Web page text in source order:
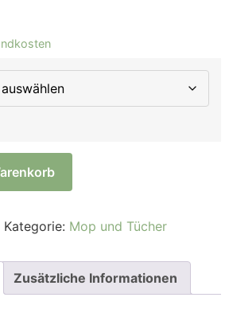
Kategorie: Mop und Tücher
Zusätzliche Informationen